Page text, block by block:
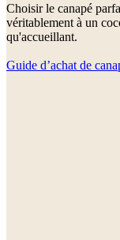
Choisir le canapé
véritablement à un
qu'accueillant.
Guide d’achat de